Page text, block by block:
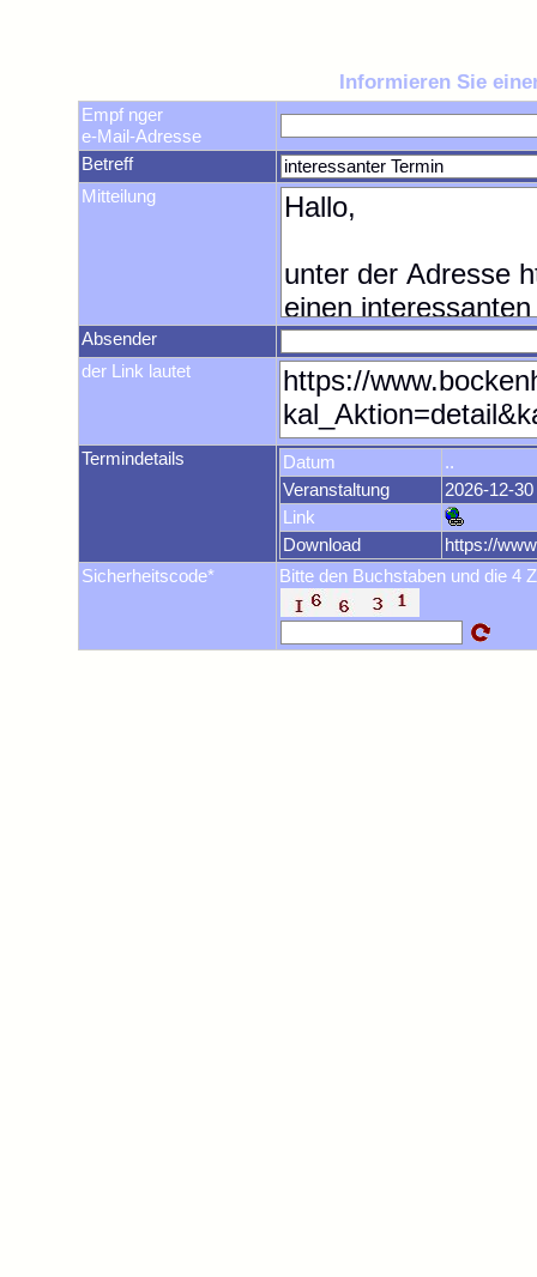
Informieren Sie
Empf nger
e-Mail-Adresse
Betreff
Mitteilung
Absender
der Link lautet
Termindetails Datum
..
Veranstaltung
2026-12-30
Link
Download
https://
Sicherheitscode*
Bitte den Buchstaben und die 4